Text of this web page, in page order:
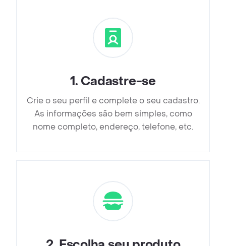
1. Cadastre-se
Crie o seu perfil e complete o seu cadastro.
As informações são bem simples, como
nome completo, endereço, telefone, etc.